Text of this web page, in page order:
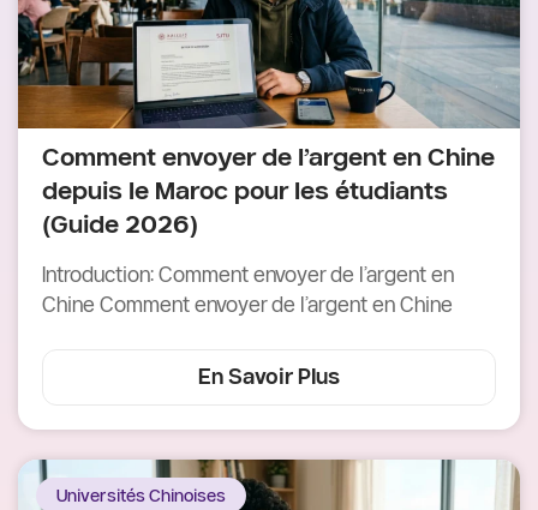
Comment envoyer de l’argent en Chine
depuis le Maroc pour les étudiants
(Guide 2026)
Introduction: Comment envoyer de l’argent en
Chine Comment envoyer de l’argent en Chine
En Savoir Plus
Universités Chinoises